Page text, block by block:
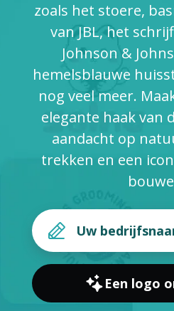
Gedrukte producten
Blog
zoals het stoere,
van JBL, het
Johnson &
hemelsblauwe
nog veel meer.
elegante haak van
aandacht op
trekken en een
Een logo